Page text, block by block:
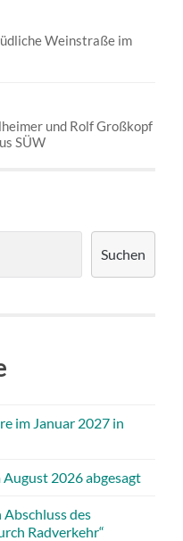
Weinstraße im
und Rolf Großkopf
SÜW
Suchen
im Januar 2027 in
2026 abgesagt
des
Radverkehr“